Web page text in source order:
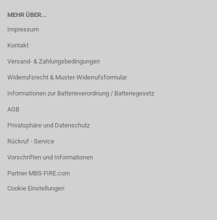
MEHR ÜBER...
Impressum
Kontakt
Versand- & Zahlungsbedingungen
Widerrufsrecht & Muster-Widerrufsformular
Informationen zur Batterieverordnung / Batteriegesetz
AGB
Privatsphäre und Datenschutz
Rückruf - Service
Vorschriften und Informationen
Partner MBS-FIRE.com
Cookie Einstellungen